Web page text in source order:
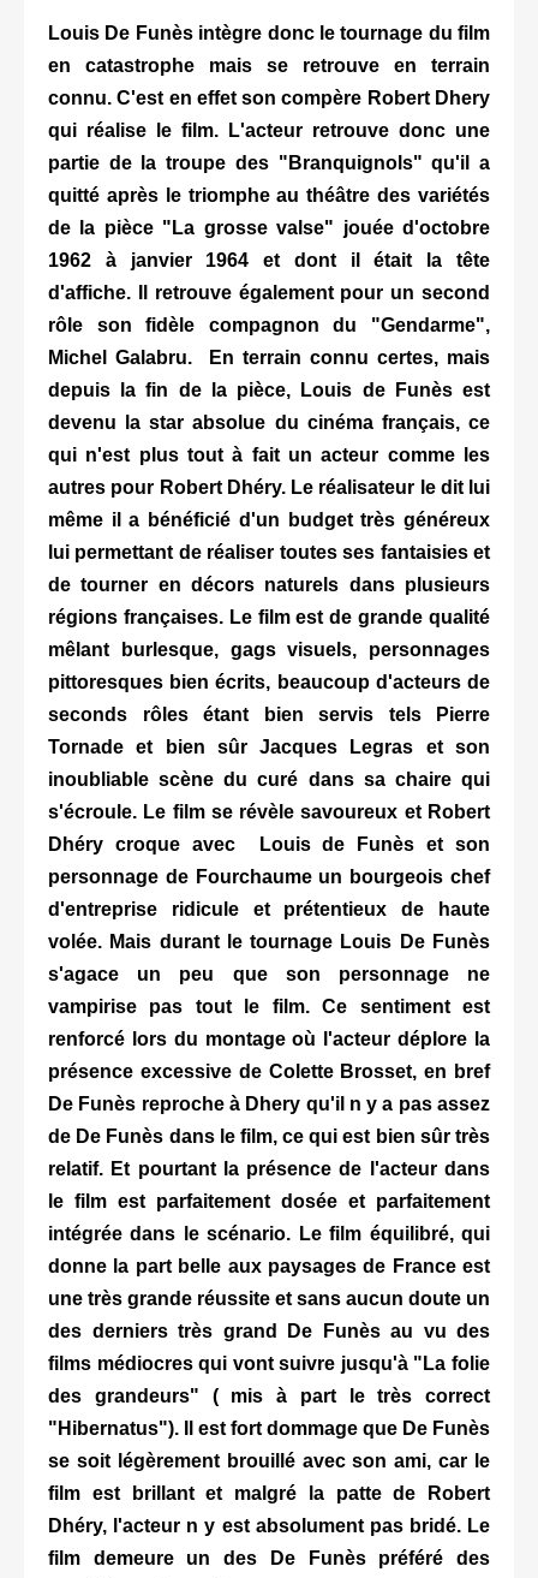
Louis De Funès intègre donc le tournage du film
en catastrophe mais se retrouve en terrain
connu. C'est en effet son compère Robert Dhery
qui réalise le film. L'acteur retrouve donc une
partie de la troupe des "Branquignols" qu'il a
quitté après le triomphe au théâtre des variétés
de la pièce "La grosse valse" jouée d'octobre
1962 à janvier 1964 et dont il était la tête
d'affiche. Il retrouve également pour un second
rôle son fidèle compagnon du "Gendarme",
Michel Galabru. En terrain connu certes, mais
depuis la fin de la pièce, Louis de Funès est
devenu la star absolue du cinéma français, ce
qui n'est plus tout à fait un acteur comme les
autres pour Robert Dhéry. Le réalisateur le dit lui
même il a bénéficié d'un budget très généreux
lui permettant de réaliser toutes ses fantaisies et
de tourner en décors naturels dans plusieurs
régions françaises. Le film est de grande qualité
mêlant burlesque, gags visuels, personnages
pittoresques bien écrits, beaucoup d'acteurs de
seconds rôles étant bien servis tels Pierre
Tornade et bien sûr Jacques Legras et son
inoubliable scène du curé dans sa chaire qui
s'écroule. Le film se révèle savoureux et Robert
Dhéry croque avec Louis de Funès et son
personnage de Fourchaume un bourgeois chef
d'entreprise ridicule et prétentieux de haute
volée. Mais durant le tournage Louis De Funès
s'agace un peu que son personnage ne
vampirise pas tout le film. Ce sentiment est
renforcé lors du montage où l'acteur déplore la
présence excessive de Colette Brosset, en bref
De Funès reproche à Dhery qu'il n y a pas assez
de De Funès dans le film, ce qui est bien sûr très
relatif. Et pourtant la présence de l'acteur dans
le film est parfaitement dosée et parfaitement
intégrée dans le scénario. Le film équilibré, qui
donne la part belle aux paysages de France est
une très grande réussite et sans aucun doute un
des derniers très grand De Funès au vu des
films médiocres qui vont suivre jusqu'à "La folie
des grandeurs" ( mis à part le très correct
"Hibernatus"). Il est fort dommage que De Funès
se soit légèrement brouillé avec son ami, car le
film est brillant et malgré la patte de Robert
Dhéry, l'acteur n y est absolument pas bridé. Le
film demeure un des De Funès préféré des